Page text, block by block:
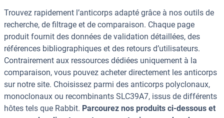
Trouvez rapidement l’anticorps adapté grâce à nos outils de
recherche, de filtrage et de comparaison. Chaque page
produit fournit des données de validation détaillées, des
références bibliographiques et des retours d’utilisateurs.
Contrairement aux ressources dédiées uniquement à la
comparaison, vous pouvez acheter directement les anticorps
sur notre site. Choisissez parmi des anticorps polyclonaux,
monoclonaux ou recombinants SLC39A7, issus de différents
hôtes tels que Rabbit. Parcourez nos produits ci-dessous et